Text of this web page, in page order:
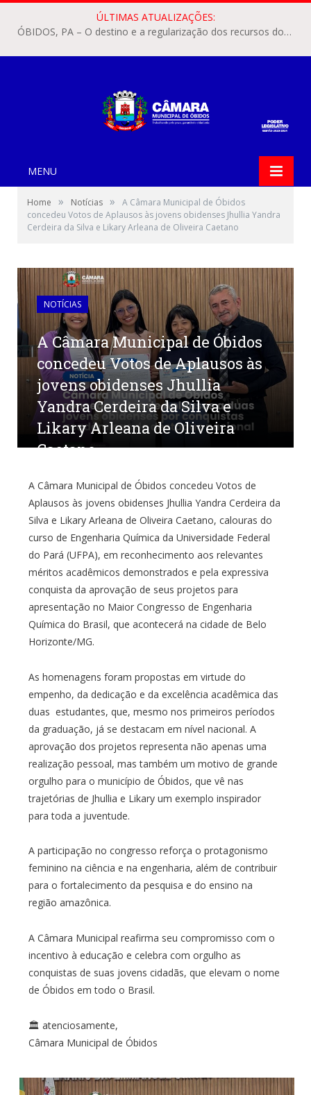
ÚLTIMAS ATUALIZAÇÕES:
ÓBIDOS, PA – O destino e a regularização dos recursos dos Precatórios do FUNDEF (Fundo de Manutenção e Desenvolvimento do Ensino Fundamental e de Valorização do Magistério) voltaram a pautar as discussões na Câmara Municipal de Óbidos.
MENU
Home » Notícias »
A Câmara Municipal de Óbidos
concedeu Votos de Aplausos às jovens obidenses Jhullia Yandra
Cerdeira da Silva e Likary Arleana de Oliveira Caetano
NOTÍCIAS
A Câmara Municipal de Óbidos
concedeu Votos de Aplausos às
jovens obidenses Jhullia
Yandra Cerdeira da Silva e
Likary Arleana de Oliveira
Caetano
por em 5 DE AGOSTO DE 2025
COMENTÁRIOS
A Câmara Municipal de Óbidos concedeu Votos de
Aplausos às jovens obidenses Jhullia Yandra Cerdeira da
Silva e Likary Arleana de Oliveira Caetano, calouras do
curso de Engenharia Química da Universidade Federal
do Pará (UFPA), em reconhecimento aos relevantes
méritos acadêmicos demonstrados e pela expressiva
conquista da aprovação de seus projetos para
apresentação no Maior Congresso de Engenharia
Química do Brasil, que acontecerá na cidade de Belo
Horizonte/MG.
As homenagens foram propostas em virtude do
empenho, da dedicação e da excelência acadêmica das
duas estudantes, que, mesmo nos primeiros períodos
da graduação, já se destacam em nível nacional. A
aprovação dos projetos representa não apenas uma
realização pessoal, mas também um motivo de grande
orgulho para o município de Óbidos, que vê nas
trajetórias de Jhullia e Likary um exemplo inspirador
para toda a juventude.
A participação no congresso reforça o protagonismo
feminino na ciência e na engenharia, além de contribuir
para o fortalecimento da pesquisa e do ensino na
região amazônica.
A Câmara Municipal reafirma seu compromisso com o
incentivo à educação e celebra com orgulho as
conquistas de suas jovens cidadãs, que elevam o nome
de Óbidos em todo o Brasil.
🏛️ atenciosamente,
Câmara Municipal de Óbidos